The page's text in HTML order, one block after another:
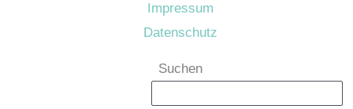
Impressum
Datenschutz
Suchen